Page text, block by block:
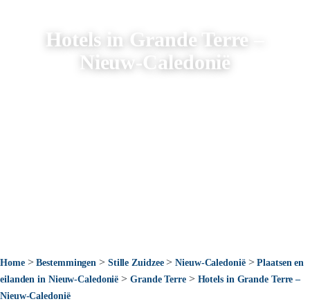
Hotels in Grande Terre –
Nieuw-Caledonië
Home>Bestemmingen > Stille Zuidzee>Nieuw-Caledonië>Plaatsen en
eilanden in Nieuw-Caledonië >Grande Terre> Hotels in Grande Terre –
Nieuw-Caledonië